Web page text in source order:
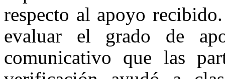
respecto al apoyo
evaluar el grado de
comunicativo que las